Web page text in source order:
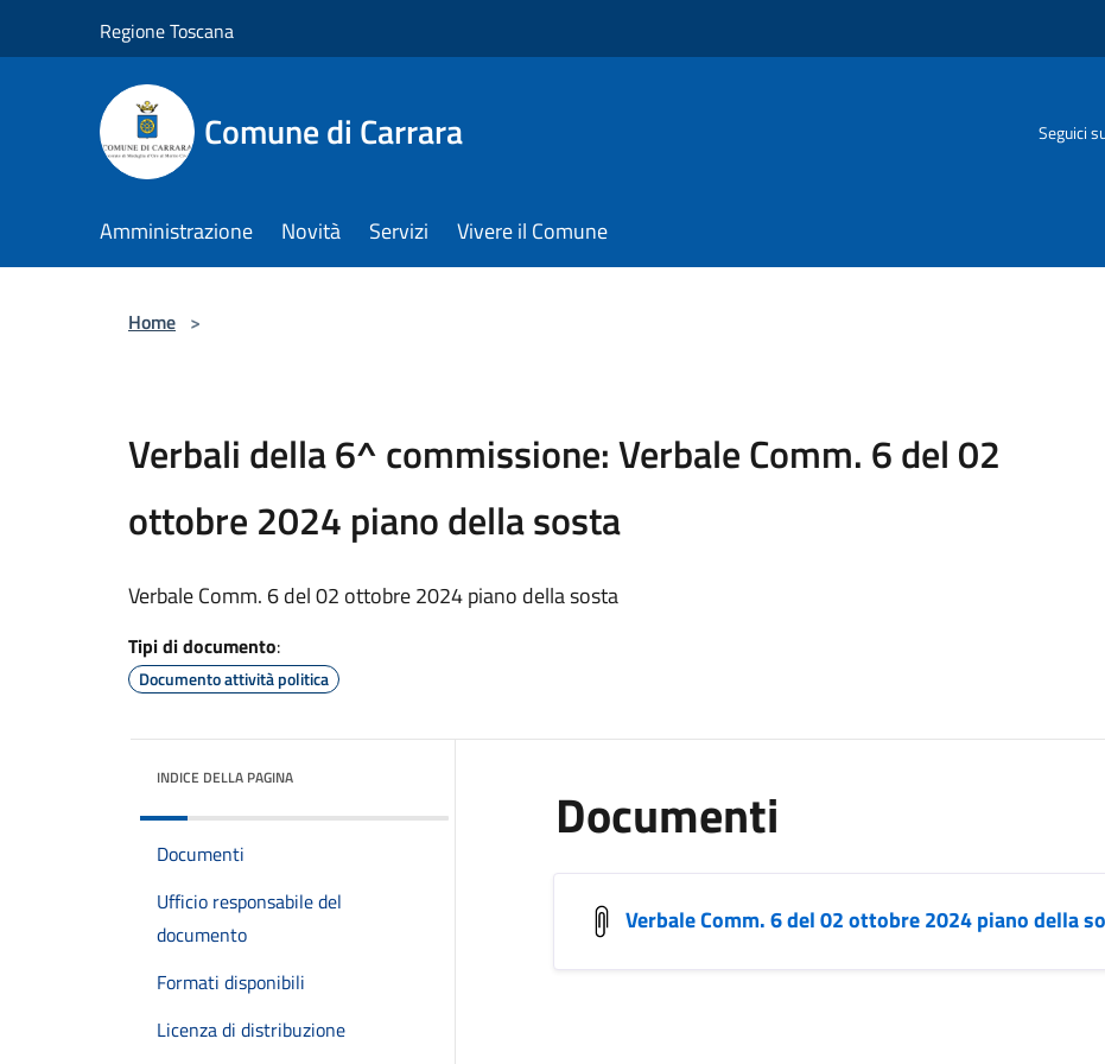
Regione Toscana
Comune di Carrara Seguici
Amministrazione Novità Servizi Vivere il Comune
Home >
Verbali della 6^ commissione: Verbale Comm. 6 del 02
ottobre 2024 piano della sosta
Verbale Comm. 6 del 02 ottobre 2024 piano della sosta
Tipi di documento:
Documento attività politica
INDICE DELLA PAGINA
Documenti
Ufficio responsabile del
documento
Formati disponibili
Licenza di distribuzione
Documenti
Verbale Comm. 6 del 02 ottobre 2024 piano della